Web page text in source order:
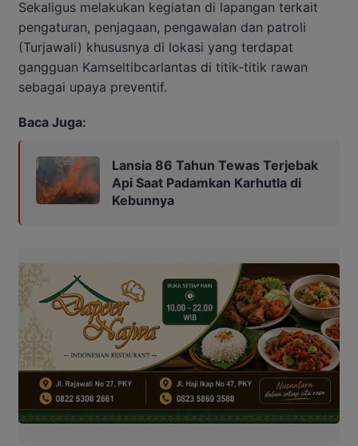
Sekaligus melakukan kegiatan di lapangan terkait
pengaturan, penjagaan, pengawalan dan patroli
(Turjawali) khususnya di lokasi yang terdapat
gangguan Kamseltibcarlantas di titik-titik rawan
sebagai upaya preventif.
Baca Juga:
Lansia 86 Tahun Tewas Terjebak
Api Saat Padamkan Karhutla di
Kebunnya